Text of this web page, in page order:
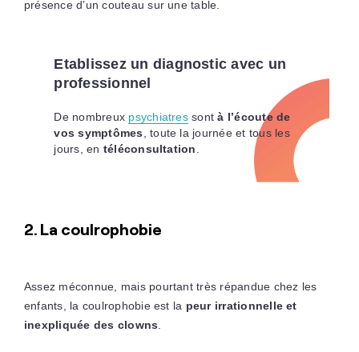
présence d’un couteau sur une table.
Etablissez un diagnostic avec un
professionnel
De nombreux psychiatressontà l’écoute de
vos symptômes , toute la journée et tous les
jours, en téléconsultation
2. La coulrophobie
Assez méconnue, mais pourtant très répandue chez les
enfants, la coulrophobie est la peur irrationnelle et
inexpliquée des clowns